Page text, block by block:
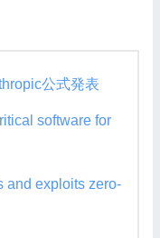
公式発表
software for
and exploits zero-